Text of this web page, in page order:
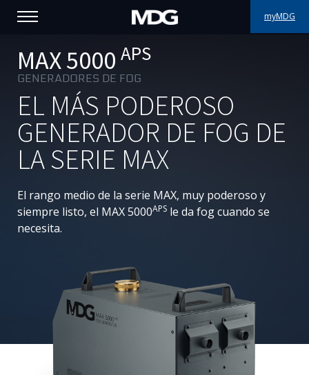
myMDG
PRODUCTOS
ASISTENCIA
PORFOLIO
ACERCA DE MDG
DÓNDE COMPRAR
VISÍTENOS
Contáctenos
MAX 5000 APS
GENERADORES DE FOG
EL MÁS PODEROSO
GENERADOR DE FOG DE
LA SERIE MAX
El rango medio de la serie MAX, muy poderoso y
siempre listo, el MAX 5000APS le da fog cuando se
necesita.